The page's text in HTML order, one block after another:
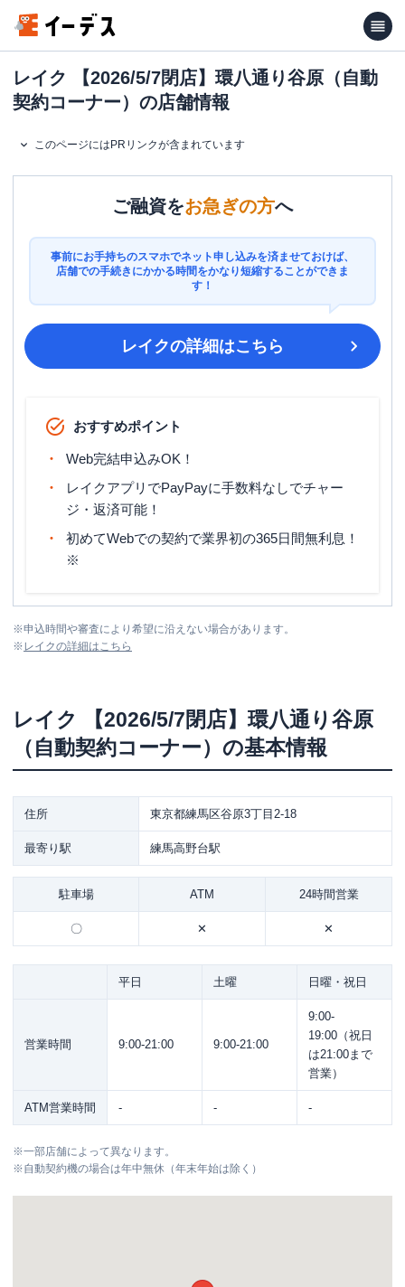
レイク 【2026/5/7閉店】環八通り谷原（自動
契約コーナー）の店舗情報
このページにはPRリンクが含まれています
ご融資をお急ぎの方へ
事前にお手持ちのスマホでネット申し込みを済ませておけば、
店舗での手続きにかかる時間をかなり短縮することができま
す！
レイクの詳細はこちら
おすすめポイント
Web完結申込みOK！
レイクアプリでPayPayに手数料なしでチャー
ジ・返済可能！
初めてWebでの契約で業界初の365日間無利息！
※
※申込時間や審査により希望に沿えない場合があります。
※ レイクの詳細はこちら
レイク
【2026/5/7閉店】環八通り谷原
（自動契約コーナー） の基本情報
住所 東京都練馬区谷原3丁目2-18
最寄り駅 練馬高野台駅
駐車場 ATM 24時間営業
〇 ✕ ✕
平日 土曜 日曜・祝日
営業時間 9:00-21:00 9:00-21:00
9:00-
19:00（祝日
は21:00まで
営業）
ATM営業時間 - - -
※一部店舗によって異なります。
※自動契約機の場合は年中無休（年末年始は除く）